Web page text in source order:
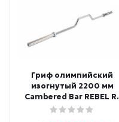
Гриф олимпийский
изогнутый 2200 мм
Cambered Bar REBEL R-
CAMB-M50